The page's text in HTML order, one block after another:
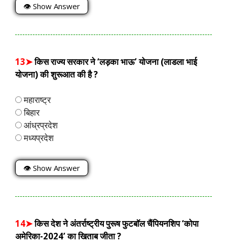
👁 Show Answer
13➤किस राज्य सरकार ने ‘लड़का भाऊ’ योजना (लाडला भाई
योजना) की शुरूआत की है ?
महाराष्ट्र
बिहार
आंध्रप्रदेश
मध्यप्रदेश
👁 Show Answer
14➤किस देश ने अंतर्राष्ट्रीय पुरूष फुटबॉल चैंपियनशिप ‘कोपा
अमेरिका-2024’ का खिताब जीता ?